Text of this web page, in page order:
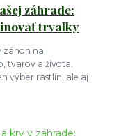
záhrade:
trvalky
záhon na
tvarov a života.
výber rastlín, ale aj